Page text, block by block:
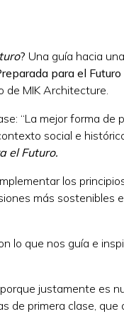
? Una guía hacia
para el Futuro
de MIK Architecture.
“La mejor forma de
social e
el Futuro.
los
más sostenibles
lo que nos guía e
justamente es
de primera clase, que